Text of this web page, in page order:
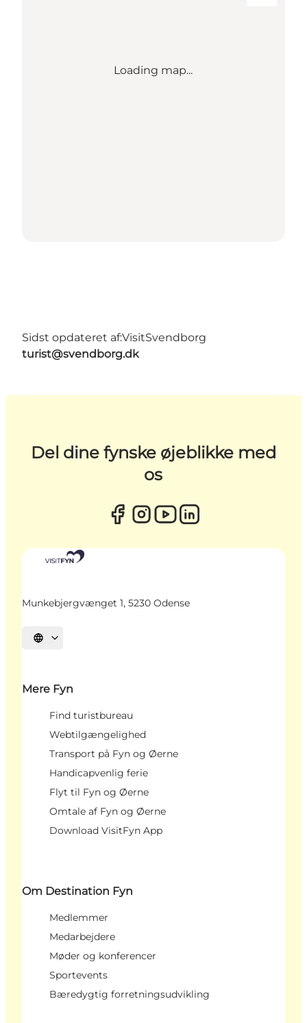
Loading map...
Sidst opdateret af:VisitSvendborg
turist@svendborg.dk
Del dine fynske øjeblikke med
os
Munkebjergvænget 1, 5230 Odense
Vælg sprog
Mere Fyn
Find turistbureau
Webtilgængelighed
Transport på Fyn og Øerne
Handicapvenlig ferie
Flyt til Fyn og Øerne
Omtale af Fyn og Øerne
Download VisitFyn App
Om Destination Fyn
Medlemmer
Medarbejdere
Møder og konferencer
Sportevents
Bæredygtig forretningsudvikling